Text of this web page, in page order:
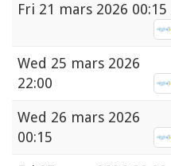
Fri 21 mars 2026 00:15
Wed 25 mars 2026
22:00
Wed 26 mars 2026
00:15